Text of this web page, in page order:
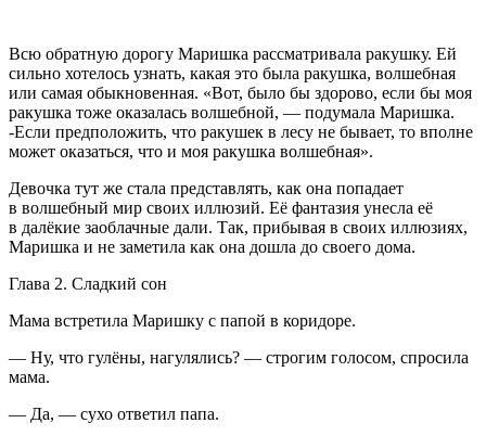
Всю обратную дорогу Маришка рассматривала ракушку. Ей
сильно хотелось узнать, какая это была ракушка, волшебная
или самая обыкновенная. «Вот, было бы здорово, если бы моя
ракушка тоже оказалась волшебной, — подумала Маришка.
-Если предположить, что ракушек в лесу не бывает, то вполне
может оказаться, что и моя ракушка волшебная».
Девочка тут же стала представлять, как она попадает
в волшебный мир своих иллюзий. Её фантазия унесла её
в далёкие заоблачные дали. Так, прибывая в своих иллюзиях,
Маришка и не заметила как она дошла до своего дома.
Глава 2. Сладкий сон
Мама встретила Маришку с папой в коридоре.
— Ну, что гулёны, нагулялись? — строгим голосом, спросила
мама.
— Да, — сухо ответил папа.